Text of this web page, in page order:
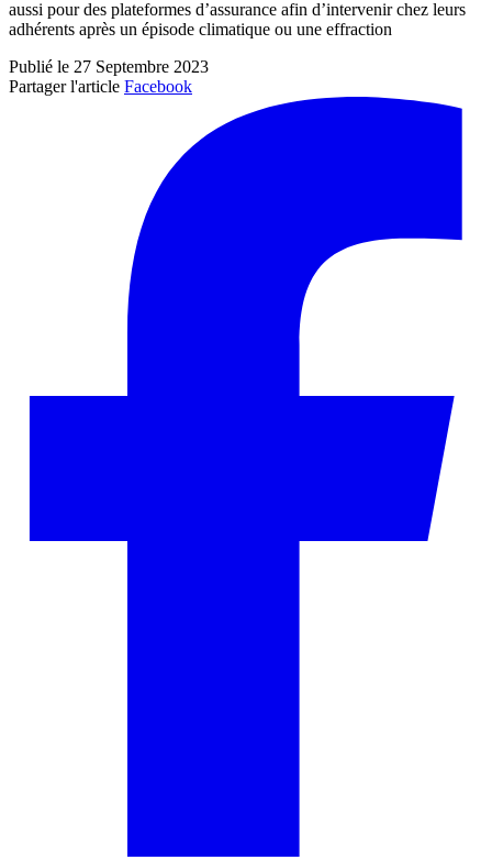
aussi pour des plateformes d’assurance afin d’intervenir chez leurs
adhérents après un épisode climatique ou une effraction
Publié le 27 Septembre 2023
Partager l'article Facebook